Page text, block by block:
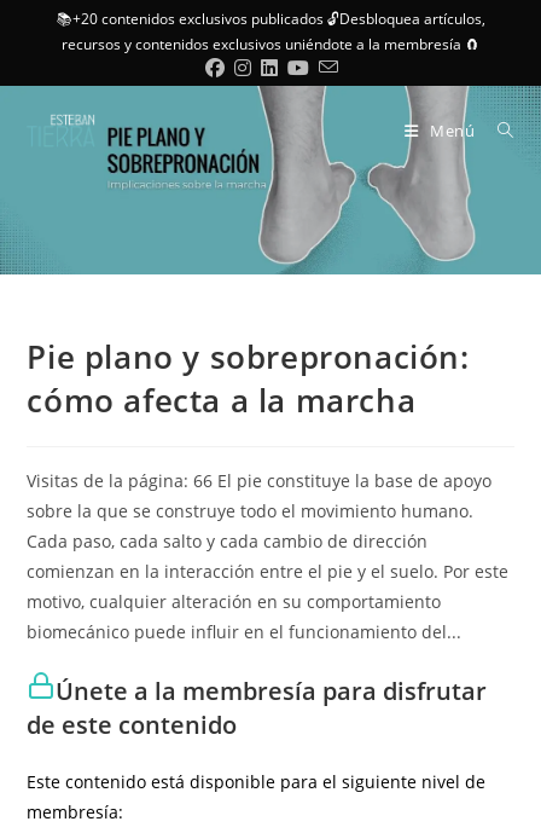
📚+20 contenidos exclusivos publicados 🔓Desbloquea artículos,
recursos y contenidos exclusivos uniéndote a la membresía 🧲
Menú
Pie plano y sobrepronación:
cómo afecta a la marcha
Visitas de la página: 66 El pie constituye la base de apoyo
sobre la que se construye todo el movimiento humano.
Cada paso, cada salto y cada cambio de dirección
comienzan en la interacción entre el pie y el suelo. Por este
motivo, cualquier alteración en su comportamiento
biomecánico puede influir en el funcionamiento del...
Únete a la membresía para disfrutar
de este contenido
Este contenido está disponible para el siguiente nivel de
membresía: